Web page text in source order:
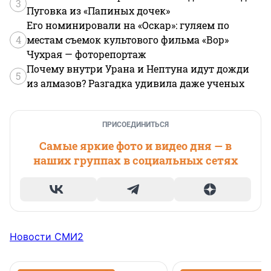
3
Пуговка из «Папиных дочек»
4
Его номинировали на «Оскар»: гуляем по
местам съемок культового фильма «Вор»
Чухрая — фоторепортаж
5
Почему внутри Урана и Нептуна идут дожди
из алмазов? Разгадка удивила даже ученых
ПРИСОЕДИНИТЬСЯ
Самые яркие фото и видео дня — в
наших группах в социальных сетях
Новости СМИ2